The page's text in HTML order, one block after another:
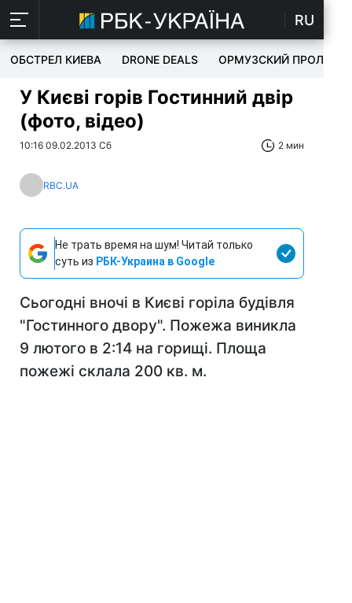
RU
ОБСТРЕЛ КИЕВА DRONE DEALS ОРМУЗСКИЙ ПРОЛИВ
У Києві горів Гостинний двір
(фото, відео)
10:16 09.02.2013 Сб 2 мин
RBC.UA
Не трать время на шум! Читай только
суть из РБК-Украина в Google
Сьогодні вночі в Києві горіла будівля
"Гостинного двору". Пожежа виникла
9 лютого в 2:14 на горищі. Площа
пожежі склала 200 кв. м.